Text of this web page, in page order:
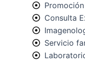
Consulta
Servicio